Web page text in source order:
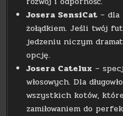
Josera SensiCat –
żołądkiem. Jeśli twój
jedzeniu niczym
opcję.
Josera Catelux –
włosowych. Dla
wszystkich kotów,
zamiłowaniem do